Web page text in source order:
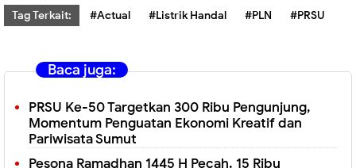
Tag Terkait: #Actual #Listrik Handal #PLN #PRSU
Baca juga:
PRSU Ke-50 Targetkan 300 Ribu Pengunjung,
Momentum Penguatan Ekonomi Kreatif dan
Pariwisata Sumut
Pesona Ramadhan 1445 H Pecah, 15 Ribu